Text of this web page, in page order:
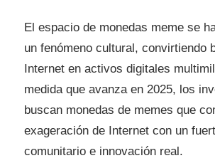
El espacio de monedas meme se
un fenómeno cultural, convirtiendo
Internet en activos digitales
medida que avanza en 2025, los
buscan monedas de memes que
exageración de Internet con un
comunitario e innovación real.